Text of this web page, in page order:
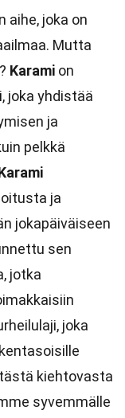
aihe, joka on
Mutta
Karami on
joka yhdistää
ja
pelkkä
ja
jokapäiväiseen
sen
jotka
joka
kiehtovasta
syvemmälle